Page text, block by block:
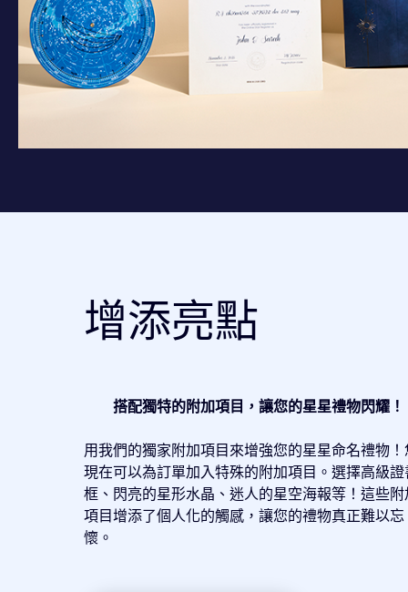
增添亮點
搭配獨特的附加項目，讓您的星星禮物閃耀！
用我們的獨家附加項目來增強您的星星命名禮物！
現在可以為訂單加入特殊的附加項目。選擇高級證
框、閃亮的星形水晶、迷人的星空海報等！這些附
項目增添了個人化的觸感，讓您的禮物真正難以忘
懷。